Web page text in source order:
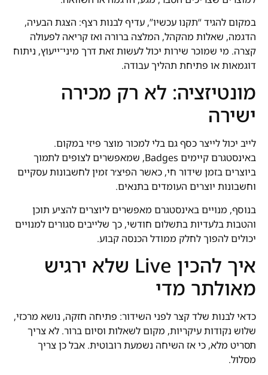
במקום להגיד “תקנו עכשיו”, עדיף לבנות רצף: הצגת הבעיה,
הדגמה, שאלות מהקהל, המלצה ברורה ואז קריאה לפעולה
קצרה. מי שמוכר שירות יכול לעשות זאת דרך מיני־ייעוץ, ניתוח
דוגמאות או פתיחת תהליך עבודה.
מונטיזציה: לא רק מכירה
ישירה
לייב יכול לייצר כסף גם בלי למכור מוצר פיזי במקום.
באינסטגרם קיימים Badges, שמאפשרים לצופים לתמוך
ביוצרים בזמן שידור חי, כאשר הפיצ׳ר זמין לחשבונות עסקיים
וחשבונות יוצרים העומדים בתנאים.
בנוסף, מנויים באינסטגרם מאפשרים ליוצרים להציע תוכן
והטבות בלעדיות בתשלום חודשי, כך שלייבים סגורים למנויים
יכולים להפוך לחלק ממודל הכנסה קבוע.
איך להכין Live שלא ירגיש
מאולתר מדי
כדאי לבנות שלד קצר לפני השידור: פתיחה חזקה, נושא מרכזי,
שלוש נקודות עיקריות, מקום לשאלות וסיום ברור. לא צריך
תסריט מלא, כי אז השיחה נשמעת רובוטית. אבל כן צריך
מסלול.